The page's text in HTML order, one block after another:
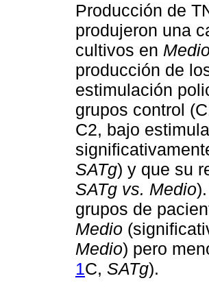
Producción de
produjeron una
cultivos en Medio
producción de
estimulación
grupos control
C2, bajo
SATg) y que su
SATg vs. Medio
grupos de
Medio
Medio) pero
1C, SATg).